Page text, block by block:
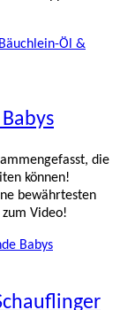
Öl &
die
können!
bewährtesten
zum Video!
Babys